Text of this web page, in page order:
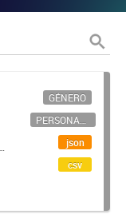
GÉNERO
PERSONAL CIENTÍFICO-TECNOLÓGICO
json
csv